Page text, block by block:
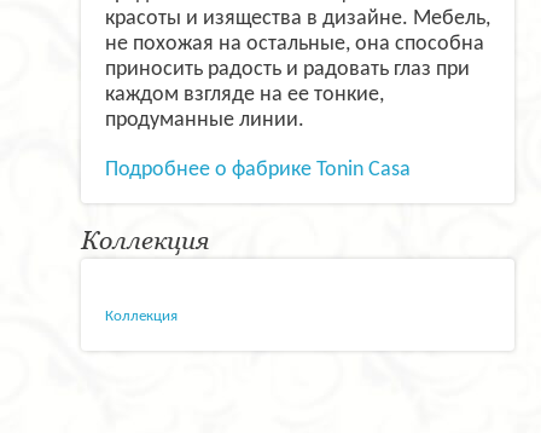
красоты и изящества в дизайне. Мебель,
не похожая на остальные, она способна
приносить радость и радовать глаз при
каждом взгляде на ее тонкие,
продуманные линии.
Подробнее о фабрике Tonin Casa
Коллекция
Коллекция